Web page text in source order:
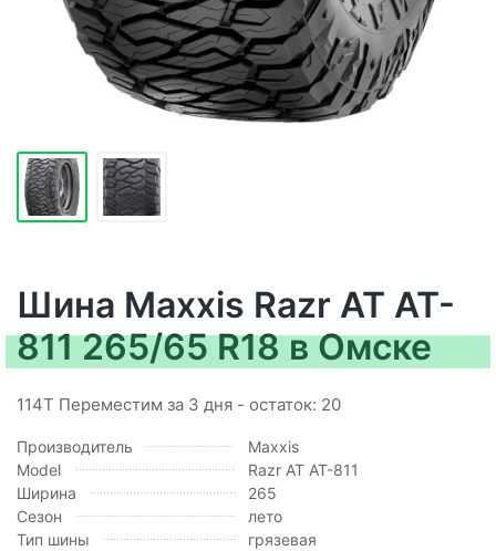
Шина Maxxis Razr AT AT-
811 265/65 R18 в Омске
114T Переместим за 3 дня - остаток: 20
Производитель
Maxxis
Model
Razr AT AT-811
Ширина
265
Сезон
лето
Тип шины
грязевая